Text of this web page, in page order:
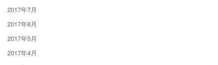
2017年7月
2017年6月
2017年5月
2017年4月